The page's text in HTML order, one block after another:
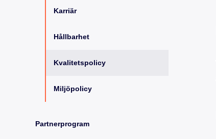
Karriär
Hållbarhet
Kvalitetspolicy
Miljöpolicy
Partnerprogram